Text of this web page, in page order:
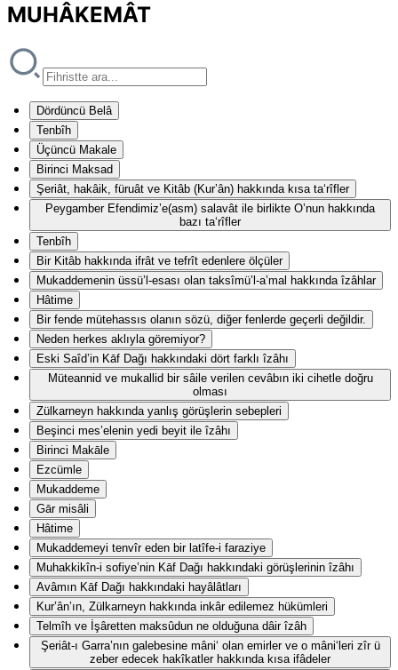
MUHÂKEMÂT
Dördüncü Belâ
Tenbîh
Üçüncü Makale
Birinci Maksad
Şeriât, hakâik, füruât ve Kitâb (Kur’ân) hakkında kısa ta‘rîfler
Peygamber Efendimiz’e(asm) salavât ile birlikte O’nun hakkında
bazı ta‘rîfler
Tenbîh
Bir Kitâb hakkında ifrât ve tefrît edenlere ölçüler
Mukaddemenin üssü’l-esası olan taksîmü’l-a’mal hakkında îzâhlar
Hâtime
Bir fende mütehassıs olanın sözü, diğer fenlerde geçerli değildir.
Neden herkes aklıyla göremiyor?
Eski Saîd’in Kāf Dağı hakkındaki dört farklı îzâhı
Müteannid ve mukallid bir sâile verilen cevâbın iki cihetle doğru
olması
Zülkarneyn hakkında yanlış görüşlerin sebepleri
Beşinci mes’elenin yedi beyit ile îzâhı
Birinci Makāle
Ezcümle
Mukaddeme
Gār misâli
Hâtime
Mukaddemeyi tenvîr eden bir latîfe-i faraziye
Muhakkikîn-i sofiye’nin Kāf Dağı hakkındaki görüşlerinin îzâhı
Avâmın Kāf Dağı hakkındaki hayâlâtları
Kur’ân’ın, Zülkarneyn hakkında inkâr edilemez hükümleri
Telmîh ve İşâretten maksûdun ne olduğuna dâir îzâh
Şeriât-ı Garra’nın galebesine mâni‘ olan emirler ve o mâni‘leri zîr ü
zeber edecek hakîkatler hakkında kısa ifâdeler